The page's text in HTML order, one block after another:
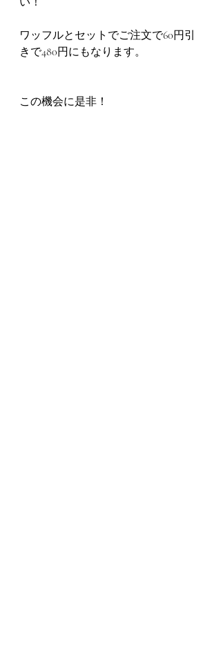
ワッフルとセットでご注文で60円引
きで480円にもなります。
この機会に是非！